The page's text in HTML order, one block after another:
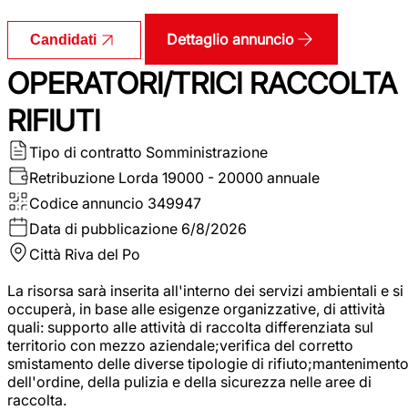
Candidati Dettaglio annuncio
OPERATORI/TRICI RACCOLTA
RIFIUTI
Tipo di contratto Somministrazione
Retribuzione Lorda 19000 - 20000 annuale
Codice annuncio 349947
Data di pubblicazione 6/8/2026
Città Riva del Po
La risorsa sarà inserita all'interno dei servizi ambientali e si
occuperà, in base alle esigenze organizzative, di attività
quali: supporto alle attività di raccolta differenziata sul
territorio con mezzo aziendale;verifica del corretto
smistamento delle diverse tipologie di rifiuto;mantenimento
dell'ordine, della pulizia e della sicurezza nelle aree di
raccolta.